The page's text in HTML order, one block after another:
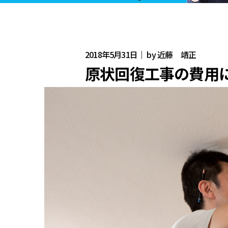
2018年5月31日｜ by 近藤 靖正
原状回復工事の費用